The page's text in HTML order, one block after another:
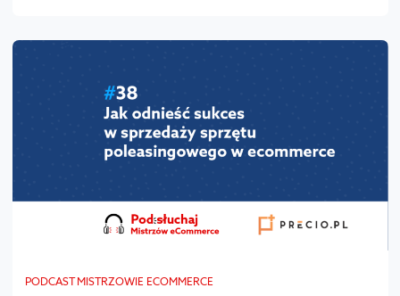
PODCAST MISTRZOWIE ECOMMERCE